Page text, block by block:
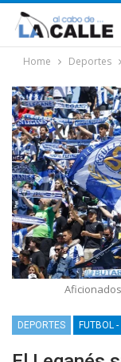
Home Deportes
DEPORTES FUTBOL